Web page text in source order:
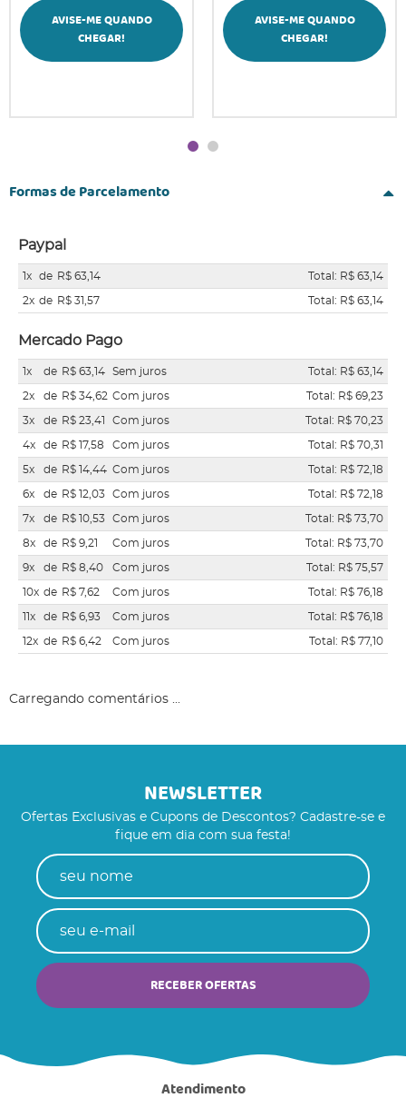
AVISE-ME QUANDO
CHEGAR!
AVISE-ME QUANDO
CHEGAR!
Formas de Parcelamento
Paypal
1x de R$ 63,14 Total: R$ 63,14
2x de R$ 31,57 Total: R$ 63,14
Mercado Pago
1x de R$ 63,14 Sem juros Total: R$ 63,14
2x de R$ 34,62 Com juros Total: R$ 69,23
3x de R$ 23,41 Com juros Total: R$ 70,23
4x de R$ 17,58 Com juros Total: R$ 70,31
5x de R$ 14,44 Com juros Total: R$ 72,18
6x de R$ 12,03 Com juros Total: R$ 72,18
7x de R$ 10,53 Com juros Total: R$ 73,70
8x de R$ 9,21 Com juros Total: R$ 73,70
9x de R$ 8,40 Com juros Total: R$ 75,57
10x de R$ 7,62 Com juros Total: R$ 76,18
11x de R$ 6,93 Com juros Total: R$ 76,18
12x de R$ 6,42 Com juros Total: R$ 77,10
Carregando comentários ...
NEWSLETTER
Ofertas Exclusivas e Cupons de Descontos? Cadastre-se e
fique em dia com sua festa!
RECEBER OFERTAS
Atendimento